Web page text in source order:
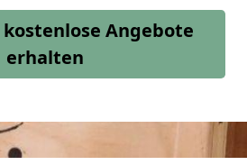
Angebote
erhalten